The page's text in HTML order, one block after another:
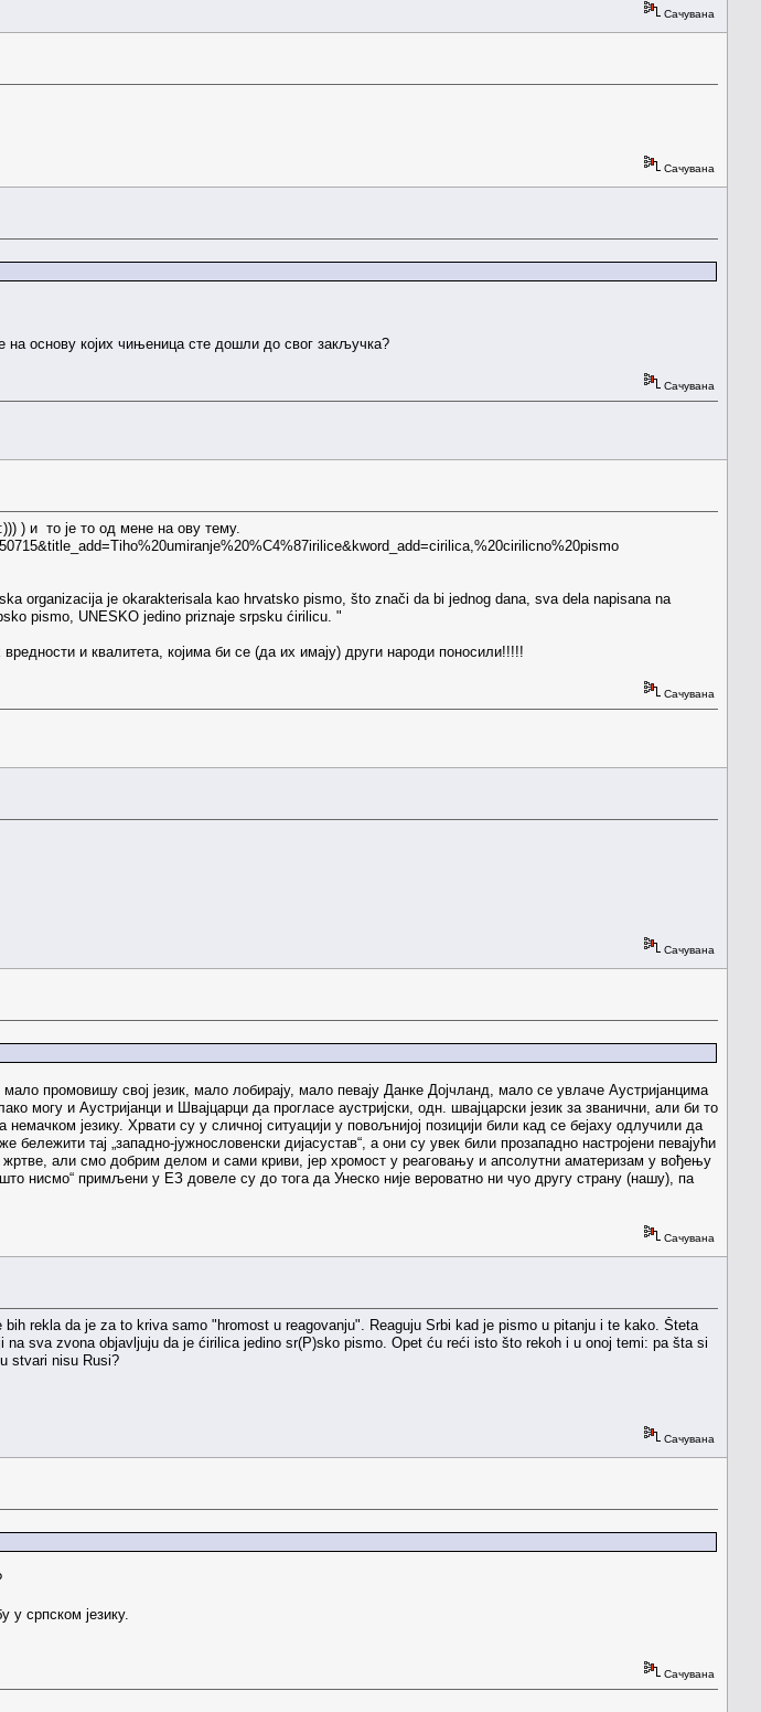
Сачувана
Сачувана
основу којих чињеница сте дошли до свог закључка?
Сачувана
) и то је то од мене на ову тему.
organizacija je okarakterisala kao hrvatsko pismo, što znači da bi jednog dana, sva dela napisana na
pismo, UNESKO jedino priznaje srpsku ćirilicu. "
и квалитета, којима би се (да их имају) други народи поносили!!!!!
Сачувана
Сачувана
промовишу свој језик, мало лобирају, мало певају Данке Дојчланд, мало се увлаче Аустријанцима
могу и Аустријанци и Швајцарци да прогласе аустријски, одн. швајцарски језик за званични, али би то
језику. Хрвати су у сличној ситуацији у повољнијој позицији били кад се бејаху одлучили да
тај „западно-јужнословенски дијасустав“, а они су увек били прозападно настројени певајући
али смо добрим делом и сами криви, јер хромост у реаговању и апсолутни аматеризам у вођењу
нисмо“ примљени у ЕЗ довеле су до тога да Унеско није вероватно ни чуо другу страну (нашу), па
Сачувана
rekla da je za to kriva samo "hromost u reagovanju". Reaguju Srbi kad je pismo u pitanju i te kako. Šteta
sva zvona objavljuju da je ćirilica jedino sr(P)sko pismo. Opet ću reći isto što rekoh i u onoj temi: pa šta si
stvari nisu Rusi?
Сачувана
у српском језику.
Сачувана